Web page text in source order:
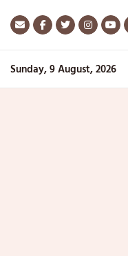
Sunday, 9 August, 2026